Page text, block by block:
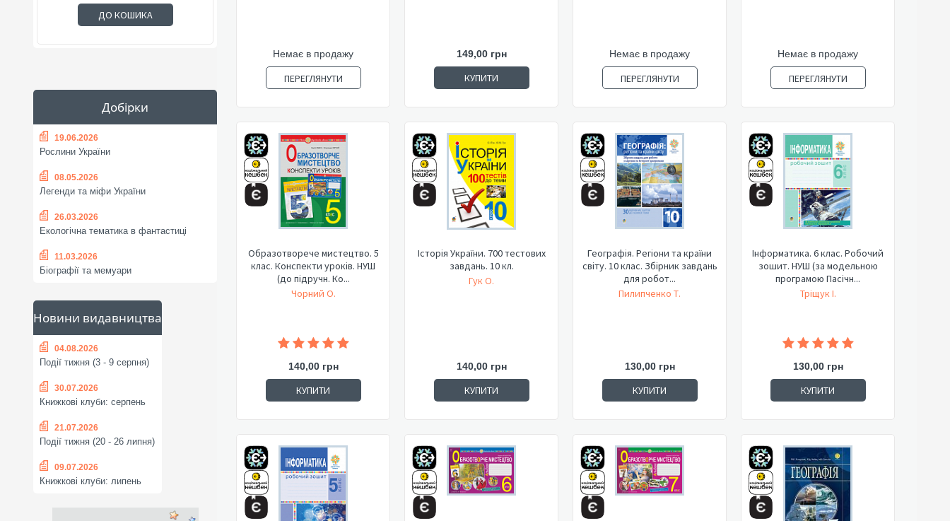
ДО КОШИКА
Добірки
19.06.2026
Рослини України
08.05.2026
Легенди та міфи України
26.03.2026
Екологічна тематика в фантастиці
11.03.2026
Біографії та мемуари
Новини видавництва
04.08.2026
Події тижня (3 - 9 серпня)
30.07.2026
Книжкові клуби: серпень
21.07.2026
Події тижня (20 - 26 липня)
09.07.2026
Книжкові клуби: липень
Немає в продажу
ПЕРЕГЛЯНУТИ
149,00 грн
КУПИТИ
Немає в продажу
ПЕРЕГЛЯНУТИ
Немає в продажу
ПЕРЕГЛЯНУТИ
Образотворече мистецтво. 5
клас. Конспекти уроків. НУШ
(до підручн. Ко...
Чорний О.
140,00 грн
КУПИТИ
Історія України. 700 тестових
завдань. 10 кл.
Гук О.
140,00 грн
КУПИТИ
Географія. Регіони та країни
світу. 10 клас. Збірник завдань
для робот...
Пилипченко Т.
130,00 грн
КУПИТИ
Інформатика. 6 клас. Робочий
зошит. НУШ (за модельною
програмою Пасічн...
Тріщук І.
130,00 грн
КУПИТИ